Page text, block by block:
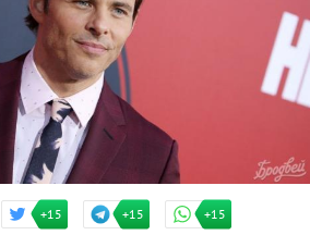
+15 +15 +15